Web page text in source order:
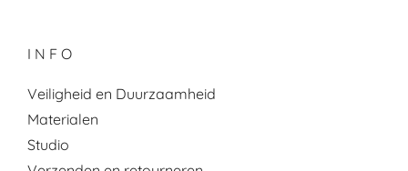
I N F O
Veiligheid en Duurzaamheid
Materialen
Studio